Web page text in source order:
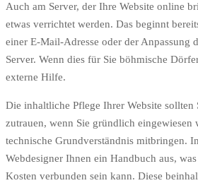
Auch am Server, der Ihre Website online
etwas verrichtet werden. Das beginnt
einer E-Mail-Adresse oder der Anpassung
Server. Wenn dies für Sie böhmische
externe Hilfe.
Die inhaltliche Pflege Ihrer Website sollten
zutrauen, wenn Sie gründlich eingewiesen
technische Grundverständnis mitbringen.
Webdesigner Ihnen ein Handbuch aus,
Kosten verbunden sein kann. Diese